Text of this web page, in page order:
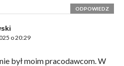
ODPOWIEDZ
o 20:29
był moim pracodawcom. W